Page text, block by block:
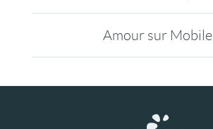
Amour sur Mobile